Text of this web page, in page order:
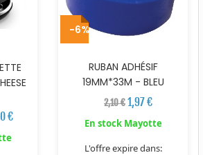
€
RUBAN ADHÉSIF
19MM*33M - BLEU
2,10 €1,97 €
En stock Mayotte
L'offre expire dans:
-6%